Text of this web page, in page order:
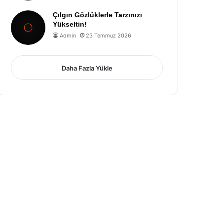
Çılgın Gözlüklerle Tarzınızı
Yükseltin!
Admin 23 Temmuz 2026
Daha Fazla Yükle